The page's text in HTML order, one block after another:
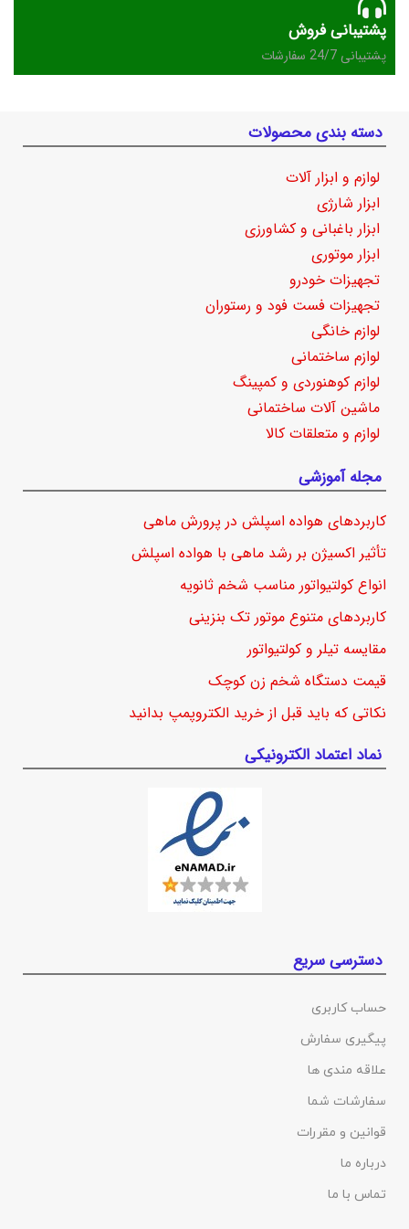
پشتیبانی فروش
پشتیبانی 24/7 سفارشات
دسته بندی محصولات
لوازم و ابزار آلات
ابزار شارژی
ابزار باغبانی و کشاورزی
ابزار موتوری
تجهیزات خودرو
تجهیزات فست فود و رستوران
لوازم خانگی
لوازم ساختمانی
لوازم کوهنوردی و کمپینگ
ماشین آلات ساختمانی
لوازم و متعلقات کالا
مجله آموزشی
کاربردهای هواده اسپلش در پرورش ماهی
تأثیر اکسیژن بر رشد ماهی با هواده اسپلش
انواع کولتیواتور مناسب شخم ثانویه
کاربردهای متنوع موتور تک بنزینی
مقایسه تیلر و کولتیواتور
قیمت دستگاه شخم زن کوچک
نکاتی که باید قبل از خرید الکتروپمپ بدانید
نماد اعتماد الکترونیکی
دسترسی سریع
حساب کاربری
پیگیری سفارش
علاقه مندی ها
سفارشات شما
قوانین و مقررات
درباره ما
تماس با ما